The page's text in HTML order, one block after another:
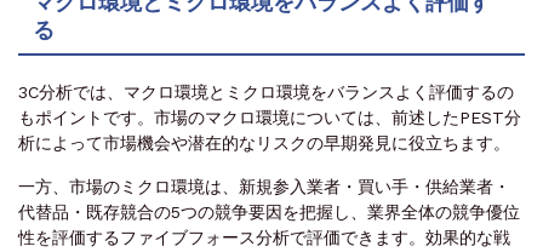
る
3C分析では、マクロ環境とミクロ環境をバランスよく評価するの
もポイントです。市場のマクロ環境については、前述したPEST分
析によって市場機会や潜在的なリスクの早期発見に役立ちます。
一方、市場のミクロ環境は、新規参入業者・買い手・供給業者・
代替品・既存競合の5つの競争要因を把握し、業界全体の競争優位
性を評価するファイブフォース分析で評価できます。効果的な戦